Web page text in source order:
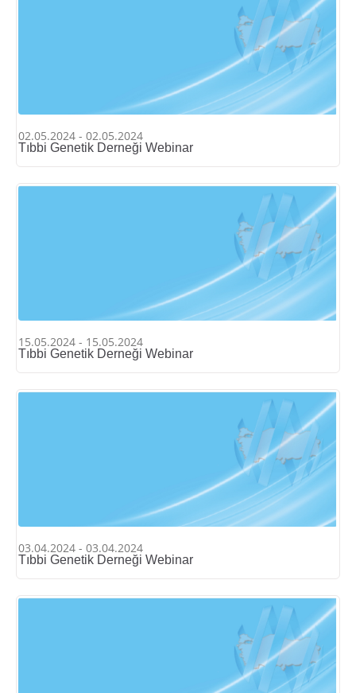
02.05.2024 - 02.05.2024
Tıbbi Genetik Derneği Webinar
15.05.2024 - 15.05.2024
Tıbbi Genetik Derneği Webinar
03.04.2024 - 03.04.2024
Tıbbi Genetik Derneği Webinar